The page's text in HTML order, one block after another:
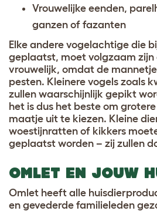
Vrouwelijke eenden,
ganzen of fazanten
Elke andere vogelachtige die
geplaatst, moet volgzaam zijn
vrouwelijk, omdat de
pesten. Kleinere vogels zoals
zullen waarschijnlijk gepikt
het is dus het beste om
maatje uit te kiezen. Kleine
woestijnratten of kikkers
geplaatst worden – zij zullen
OMLET EN JOUW
Omlet heeft alle
en gevederde familieleden